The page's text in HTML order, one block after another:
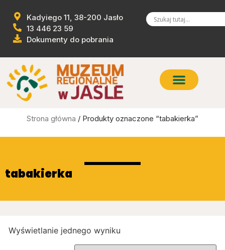
Kadyiego 11, 38-200 Jasło
13 446 23 59
Dokumenty do pobrania
Strona główna / Produkty oznaczone “tabakierka”
tabakierka
Wyświetlanie jednego wyniku